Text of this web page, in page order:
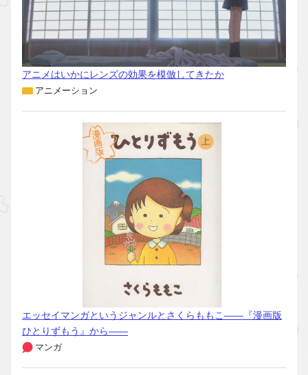
アニメはいかにレンズの効果を模倣してきたか
アニメーション
エッセイマンガというジャンルとさくらももこ――『漫画版
ひとりずもう』から――
マンガ